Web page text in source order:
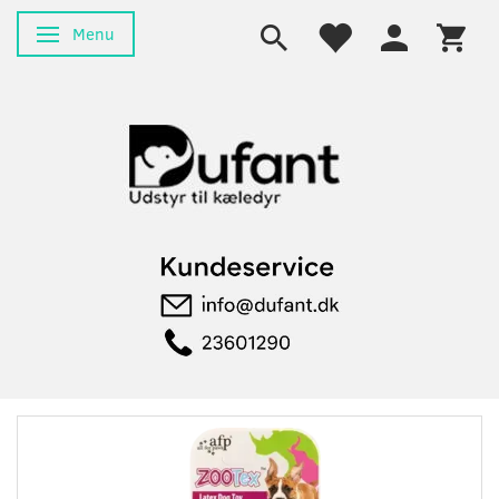
Skifte navigation
Menu